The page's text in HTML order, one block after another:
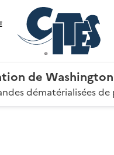
de Washington
dématérialisées